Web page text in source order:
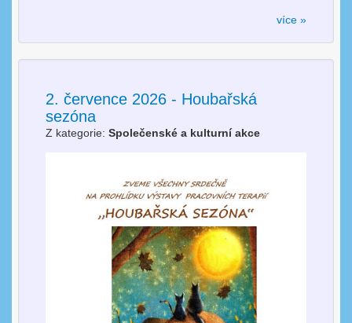
více »
2. července 2026 - Houbařská
sezóna
Z kategorie: Společenské a kulturní akce